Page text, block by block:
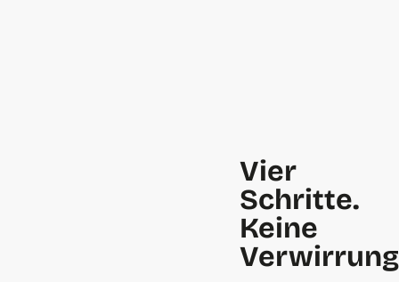
Vier
Schritte.
Keine